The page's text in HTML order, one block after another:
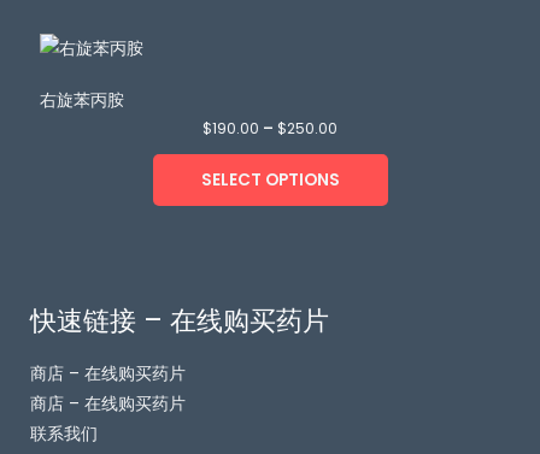
右旋苯丙胺
$190.00 – $250.00
SELECT OPTIONS
快速链接 – 在线购买药片
商店 – 在线购买药片
商店 – 在线购买药片
联系我们